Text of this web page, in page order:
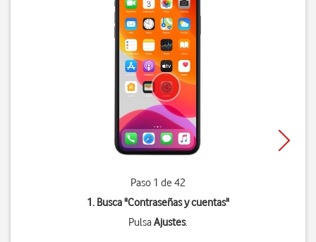
Paso 1 de 42
1. Busca "Contraseñas y cuentas"
PulsaAjustes.